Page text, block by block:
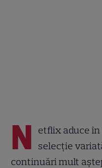
N etflix aduce în
selecție
continuări mult